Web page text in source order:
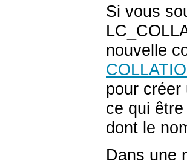
Si vous
nouvelle
pour créer
ce qui
dont le
Dans une